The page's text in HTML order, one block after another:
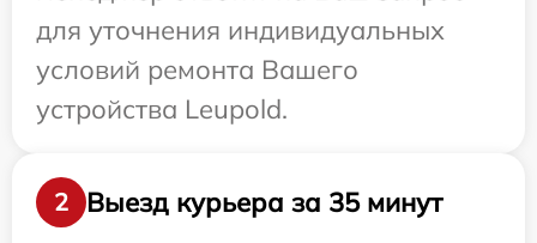
для уточнения индивидуальных
условий ремонта Вашего
устройства Leupold.
2
Выезд курьера за 35 минут